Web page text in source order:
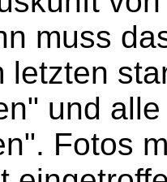
muss
letzten
und
Fotos